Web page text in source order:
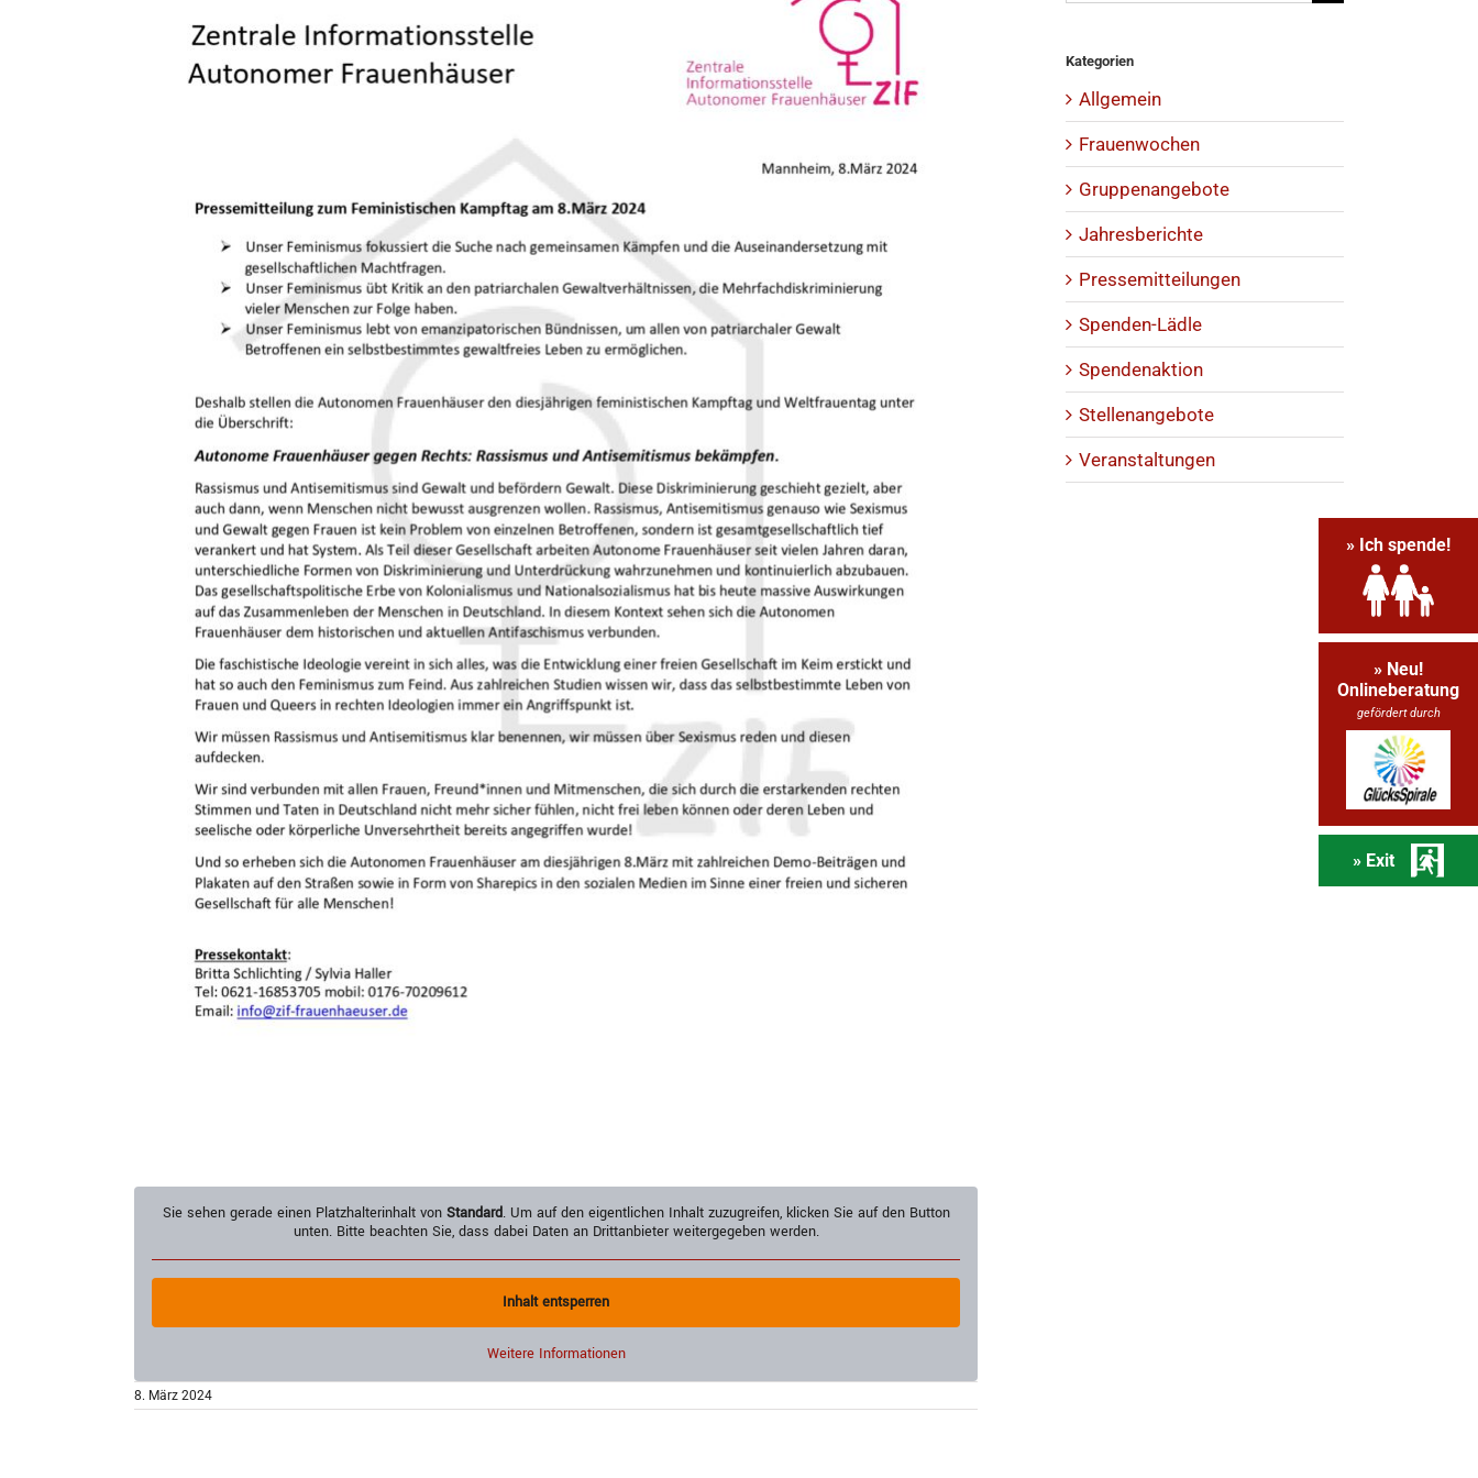
Sie sehen gerade einen Platzhalterinhalt von Standard. Um auf den eigentlichen Inhalt zuzugreifen, klicken Sie auf den Button
unten. Bitte beachten Sie, dass dabei Daten an Drittanbieter weitergegeben werden.
Inhalt entsperren
Weitere Informationen
8. März 2024
Kategorien
Allgemein
Frauenwochen
Gruppenangebote
Jahresberichte
Pressemitteilungen
Spenden-Lädle
Spendenaktion
Stellenangebote
Veranstaltungen
» Ich spende!
» Neu!
Onlineberatung
gefördert durch
» Exit